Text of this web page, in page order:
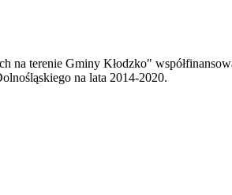
terenie Gminy Kłodzko"
na lata 2014-2020.